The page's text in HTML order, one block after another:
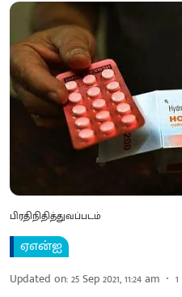
பிரதிநிதித்துவப்படம்
ஏஎன்ஐ
Updated on:25 Sep 2021, 11:24 am 1